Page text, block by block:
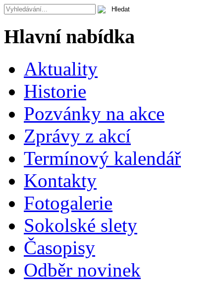
Hlavní nabídka
Aktuality
Historie
Pozvánky na akce
Zprávy z akcí
Termínový kalendář
Kontakty
Fotogalerie
Sokolské slety
Časopisy
Odběr novinek